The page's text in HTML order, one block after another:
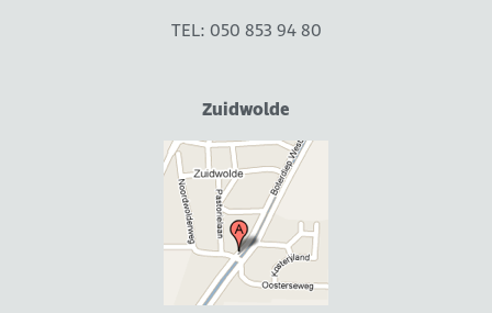
TEL: 050 853 94 80
Zuidwolde